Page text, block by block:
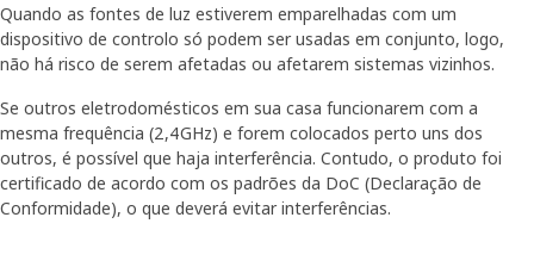
Quando as fontes de luz estiverem emparelhadas com um
dispositivo de controlo só podem ser usadas em conjunto, logo,
não há risco de serem afetadas ou afetarem sistemas vizinhos.
Se outros eletrodomésticos em sua casa funcionarem com a
mesma frequência (2,4GHz) e forem colocados perto uns dos
outros, é possível que haja interferência. Contudo, o produto foi
certificado de acordo com os padrões da DoC (Declaração de
Conformidade), o que deverá evitar interferências.